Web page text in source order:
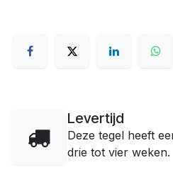
Levertijd
Deze tegel heeft
drie tot vier weken.